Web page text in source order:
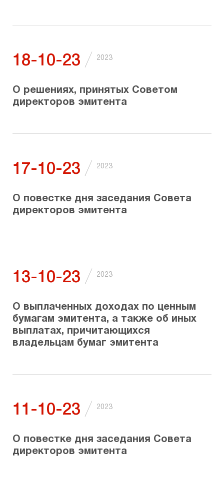
18-10-23 / 2023
О решениях, принятых Советом
директоров эмитента
17-10-23 / 2023
О повестке дня заседания Совета
директоров эмитента
13-10-23 / 2023
О выплаченных доходах по ценным
бумагам эмитента, а также об иных
выплатах, причитающихся
владельцам бумаг эмитента
11-10-23 / 2023
О повестке дня заседания Совета
директоров эмитента